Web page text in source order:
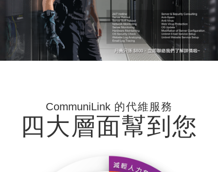
CommuniLink的代維服務
四大層面幫到您